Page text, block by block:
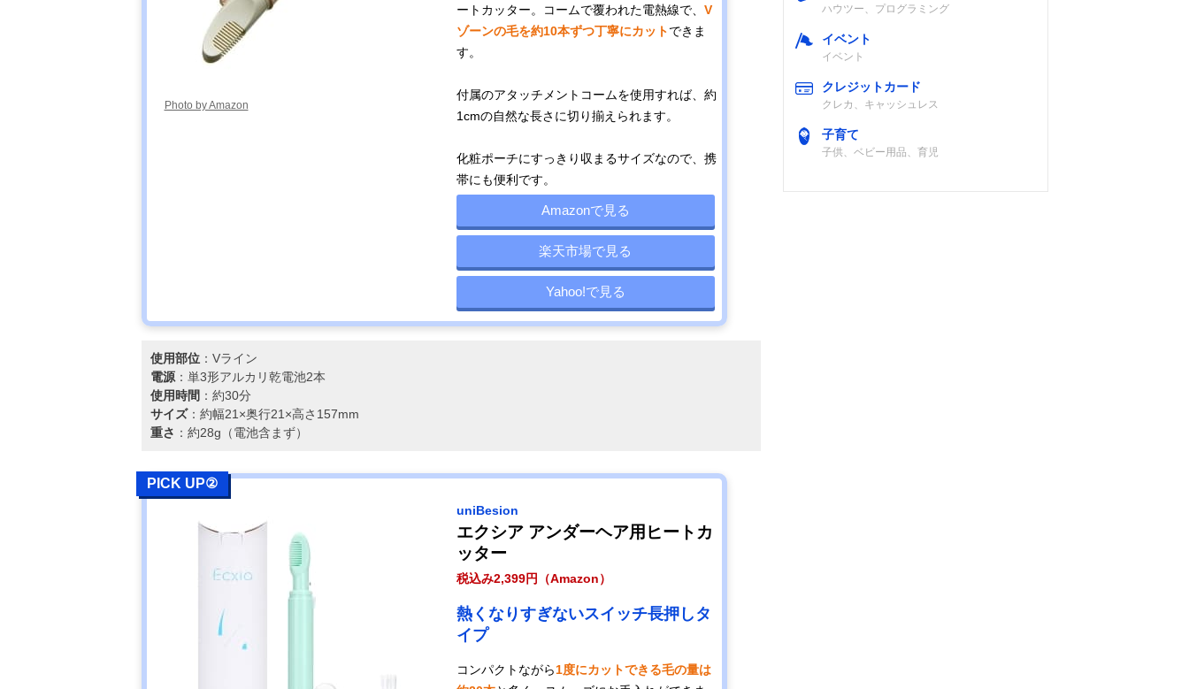
Photo by Amazon
ートカッター。コームで覆われた電熱線で、 V
ゾーンの毛を約10本ずつ丁寧にカットできま
す。
付属のアタッチメントコームを使用すれば、約
1cmの自然な長さに切り揃えられます。
化粧ポーチにすっきり収まるサイズなので、携
帯にも便利です。
Amazonで見る
楽天市場で見る
Yahoo!で見る
使用部位：Vライン
電源：単3形アルカリ乾電池2本
使用時間 ：約30分
サイズ：約幅21×奥行21×高さ157mm
重さ ：約28g（電池含まず）
PICK UP②
uniBesion
エクシア アンダーヘア用ヒートカ
ッター
税込み2,399円（Amazon）
熱くなりすぎないスイッチ長押しタ
イプ
コンパクトながら1度にカットできる毛の量は
ハウツー、プログラミング
イベント
イベント
クレジットカード
クレカ、キャッシュレス
子育て
子供、ベビー用品、育児